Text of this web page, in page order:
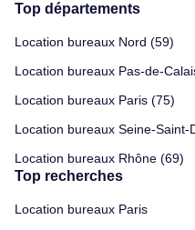
Top départements
Location bureaux Nord (59)
Location bureaux Pas-de-
Location bureaux Paris (75)
Location bureaux Seine-Saint-
Location bureaux Rhône (69)
Top recherches
Location bureaux Paris